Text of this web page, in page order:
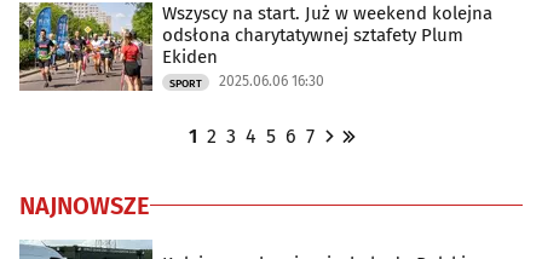
Wszyscy na start. Już w weekend kolejna
odsłona charytatywnej sztafety Plum
Ekiden
SPORT 2025.06.06 16:30
1 2 3 4 5 6 7
NAJNOWSZE